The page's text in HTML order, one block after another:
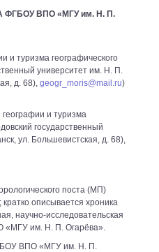
ВПО «МГУ им. Н. П.
и туризма географического
университет им. Н. П.
д. 68), geogr_moris@mail.ru)
и туризма
государственный
ул. Большевистская, д. 68),
поста (МП)
описывается хроника
научно-исследовательская
«МГУ им. Н. П. Огарёва».
ВПО «МГУ им. Н. П.